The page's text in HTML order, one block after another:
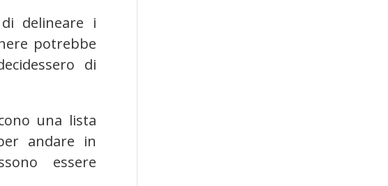
delineare i
potrebbe
di
una lista
andare in
essere